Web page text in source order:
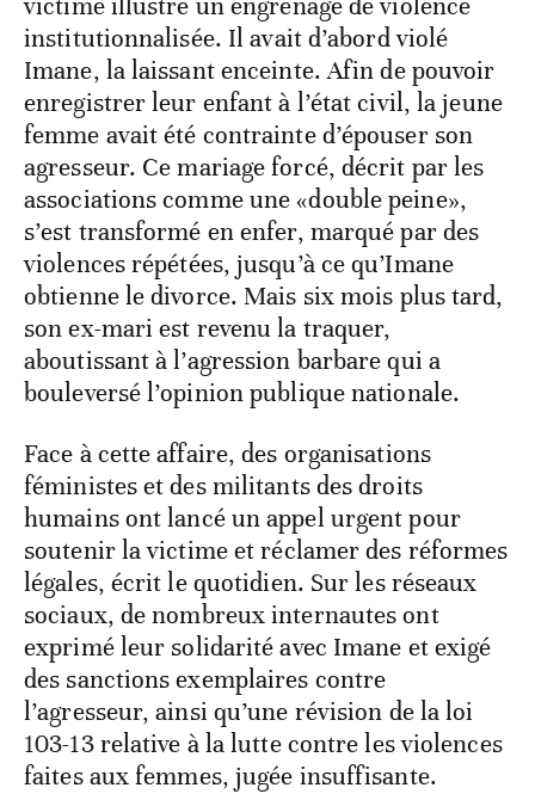
victime illustre un engrenage de violence
institutionnalisée. Il avait d’abord violé
Imane, la laissant enceinte. Afin de pouvoir
enregistrer leur enfant à l’état civil, la jeune
femme avait été contrainte d’épouser son
agresseur. Ce mariage forcé, décrit par les
associations comme une «double peine»,
s’est transformé en enfer, marqué par des
violences répétées, jusqu’à ce qu’Imane
obtienne le divorce. Mais six mois plus tard,
son ex-mari est revenu la traquer,
aboutissant à l’agression barbare qui a
bouleversé l’opinion publique nationale.
Face à cette affaire, des organisations
féministes et des militants des droits
humains ont lancé un appel urgent pour
soutenir la victime et réclamer des réformes
légales, écrit le quotidien. Sur les réseaux
sociaux, de nombreux internautes ont
exprimé leur solidarité avec Imane et exigé
des sanctions exemplaires contre
l’agresseur, ainsi qu’une révision de la loi
103-13 relative à la lutte contre les violences
faites aux femmes, jugée insuffisante.